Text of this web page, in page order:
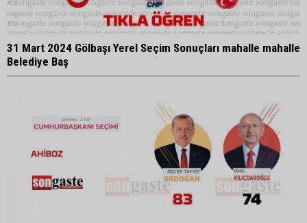
31 Mart 2024 Gölbaşı Yerel Seçim Sonuçları mahalle mahalle
Belediye Baş